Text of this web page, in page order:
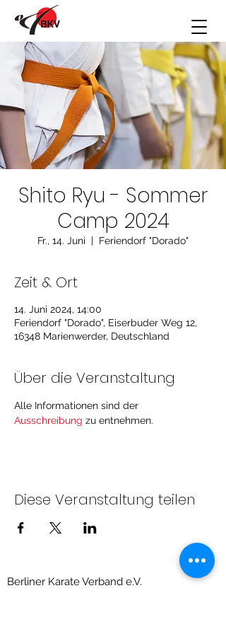
Shito Ryu - Sommer
Camp 2024
Fr., 14. Juni
  |
Feriendorf "Dorado"
Zeit & Ort
14. Juni 2024, 14:00
Feriendorf "Dorado", Eiserbuder Weg 12,
16348 Marienwerder, Deutschland
Über die Veranstaltung
Alle Informationen sind der
Ausschreibung zu entnehmen.
Diese Veranstaltung teilen
Berliner Karate Verband e.V.